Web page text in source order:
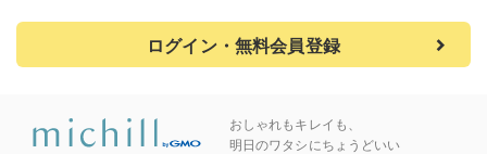
ログイン・無料会員登録
おしゃれもキレイも、
明日のワタシにちょうどいい